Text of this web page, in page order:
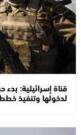
قناة إسرائيلية:
لدخولها وتنفيذ خطط